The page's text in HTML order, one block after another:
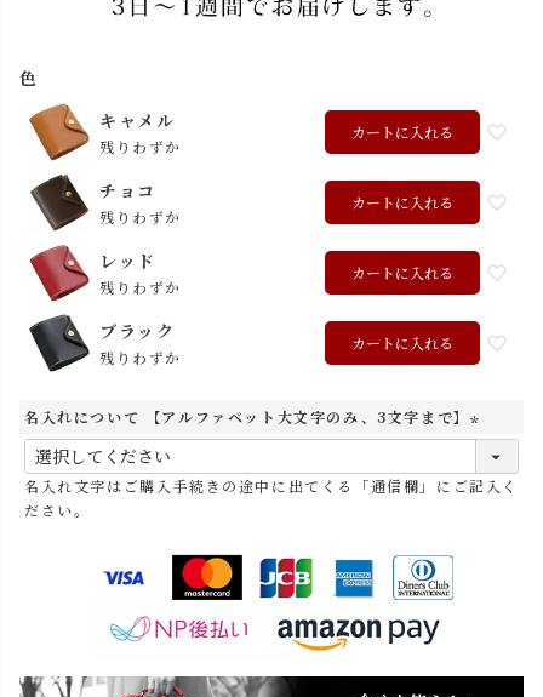
色
キャメル
残りわずか
カートに入れる
チョコ
残りわずか
カートに入れる
レッド
残りわずか
カートに入れる
ブラック
残りわずか
カートに入れる
名入れについて 【アルファベット大文字のみ、3文字まで】
必
須
名入れ文字はご購入手続きの途中に出てくる「通信欄」にご記入く
ださい。